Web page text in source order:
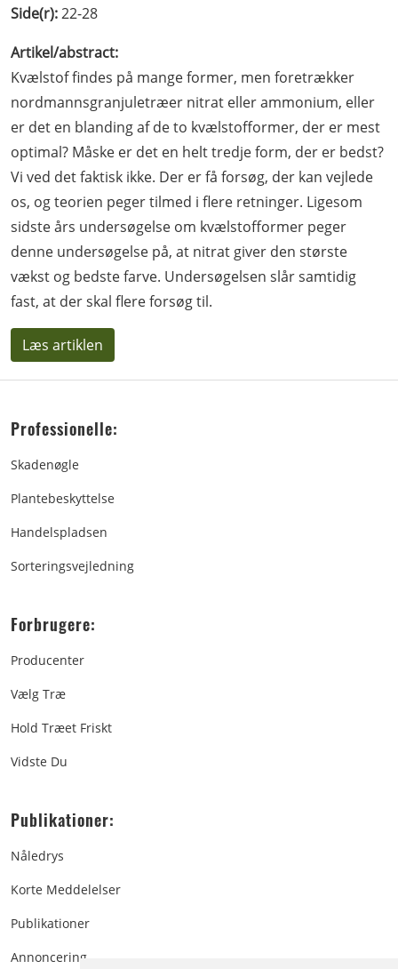
Side(r):22-28
Artikel/abstract:
Kvælstof findes på mange former, men foretrækker
nordmannsgranjuletræer nitrat eller ammonium, eller
er det en blanding af de to kvælstofformer, der er mest
optimal? Måske er det en helt tredje form, der er bedst?
Vi ved det faktisk ikke. Der er få forsøg, der kan vejlede
os, og teorien peger tilmed i flere retninger. Ligesom
sidste års undersøgelse om kvælstofformer peger
denne undersøgelse på, at nitrat giver den største
vækst og bedste farve. Undersøgelsen slår samtidig
fast, at der skal flere forsøg til.
Læs artiklen
Professionelle:
Skadenøgle
Plantebeskyttelse
Handelspladsen
Sorteringsvejledning
Forbrugere:
Producenter
Vælg Træ
Hold Træet Friskt
Vidste Du
Publikationer:
Nåledrys
Korte Meddelelser
Publikationer
Annoncering